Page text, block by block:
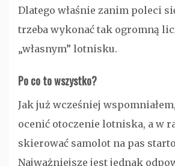
Dlatego właśnie zanim poleci
trzeba wykonać tak ogromną
„własnym” lotnisku.
Po co to wszystko?
Jak już wcześniej
ocenić otoczenie lotniska, a w
skierować samolot na pas
Najważniejsze jest jednak